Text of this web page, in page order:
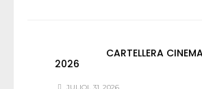
CARTELLERA
2026